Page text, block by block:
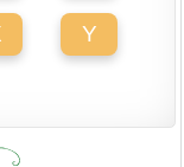
Y